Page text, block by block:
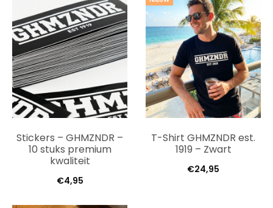
Stickers – GHMZNDR –
10 stuks premium
kwaliteit
€4,95
T-Shirt GHMZNDR est.
1919 – Zwart
€24,95